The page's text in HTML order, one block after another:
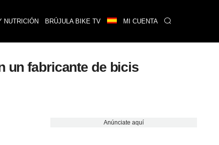
NUTRICIÓN BRÚJULA BIKE TV MI CUENTA
un fabricante de bicis
Anúnciate aquí